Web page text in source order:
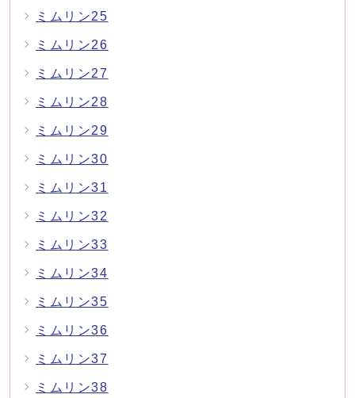
ミムリン25
ミムリン26
ミムリン27
ミムリン28
ミムリン29
ミムリン30
ミムリン31
ミムリン32
ミムリン33
ミムリン34
ミムリン35
ミムリン36
ミムリン37
ミムリン38